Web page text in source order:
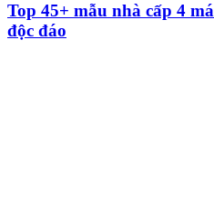
Top 45+ mẫu nhà cấp 4
độc đáo